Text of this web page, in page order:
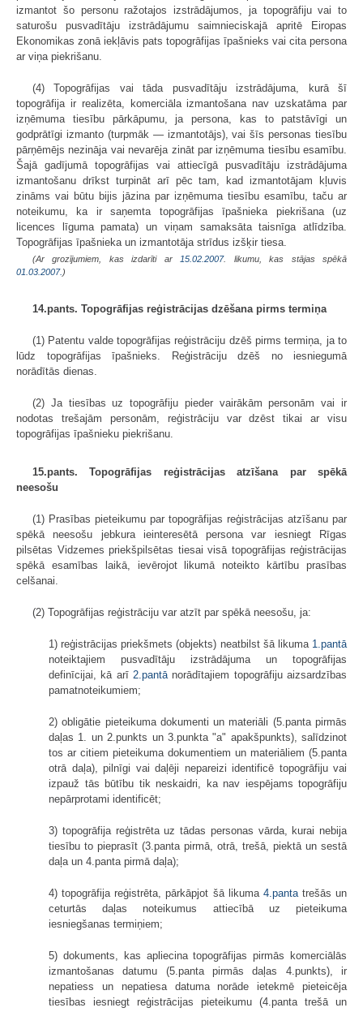
izmantot šo personu ražotajos izstrādājumos, ja topogrāfiju vai to
saturošu pusvadītāju izstrādājumu saim­nieciskajā apritē Eiropas
Ekonomikas zonā iekļāvis pats topogrāfijas īpašnieks vai cita persona
ar viņa piekrišanu.
(4) Topogrāfijas vai tāda pusvadītāju izstrādājuma, kurā šī
topogrāfija ir realizēta, komerciāla izmantošana nav uzskatāma par
izņēmuma tiesību pārkāpumu, ja persona, kas to patstāvīgi un
godprātīgi izmanto (turpmāk — izmantotājs), vai šīs personas tiesību
pārņēmējs nezināja vai nevarēja zināt par izņēmuma tiesību esamību.
Šajā gadījumā topogrāfijas vai attiecīgā pusvadītāju izstrādājuma
izmantošanu drīkst turpināt arī pēc tam, kad izmantotājam kļuvis
zināms vai būtu bijis jāzina par izņēmuma tiesību esamību, taču ar
noteikumu, ka ir saņemta topogrāfijas īpašnieka piekrišana (uz
licences līguma pamata) un viņam samaksāta taisnīga atlīdzība.
Topogrāfijas īpašnieka un izmantotāja strīdus izšķir tiesa.
(Ar grozījumiem, kas izdarīti ar 15.02.2007. likumu, kas stājas spēkā
01.03.2007. )
14.pants. Topogrāfijas reģistrācijas dzēšana pirms termiņa
(1) Patentu valde topogrāfijas reģistrāciju dzēš pirms termiņa, ja to
lūdz topogrāfijas īpašnieks. Reģistrāciju dzēš no iesniegumā
norādītās dienas.
(2) Ja tiesības uz topogrāfiju pieder vairākām personām vai ir
nodotas trešajām personām, reģistrāciju var dzēst tikai ar visu
topogrāfijas īpašnieku piekrišanu.
15.pants. Topogrāfijas reģistrācijas atzīšana par spēkā
neesošu
(1) Prasības pieteikumu par topogrāfijas reģistrācijas atzīšanu par
spēkā neesošu jebkura ieinteresētā persona var iesniegt Rīgas
pilsētas Vidzemes priekšpilsētas tiesai visā topogrāfijas reģistrācijas
spēkā esamības laikā, ievērojot likumā noteikto kārtību prasības
celšanai.
(2) Topogrāfijas reģistrāciju var atzīt par spēkā neesošu, ja:
1) reģistrācijas priekšmets (objekts) neatbilst šā likuma 1.pantā
noteiktajiem pusvadītāju izstrādājuma un topogrāfijas
definīcijai, kā arī 2.pantānorādītajiem topogrāfiju aizsardzības
pamatnoteikumiem;
2) obligātie pieteikuma dokumenti un materiāli (5.panta pirmās
daļas 1. un 2.punkts un 3.punkta "a" apakšpunkts), salīdzinot
tos ar citiem pieteikuma dokumentiem un materiāliem (5.panta
otrā daļa), pilnīgi vai daļēji nepareizi identificē topogrāfiju vai
izpauž tās būtību tik neskaidri, ka nav iespējams topogrāfiju
nepārprotami identificēt;
3) topogrāfija reģistrēta uz tādas personas vārda, kurai nebija
tiesību to pieprasīt (3.panta pirmā, otrā, trešā, piektā un sestā
daļa un 4.panta pirmā daļa);
4) topogrāfija reģistrēta, pārkāpjot šā likuma 4.pantatrešās un
ceturtās daļas noteikumus attiecībā uz pieteikuma
iesniegšanas termiņiem;
5) dokuments, kas apliecina topogrāfijas pirmās komerciālās
izmantošanas datumu (5.panta pirmās daļas 4.punkts), ir
nepatiess un nepatiesa datuma norāde ietekmē pieteicēja
tiesības iesniegt reģistrācijas pieteikumu (4.panta trešā un